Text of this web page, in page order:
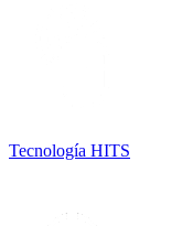
Tecnología HITS